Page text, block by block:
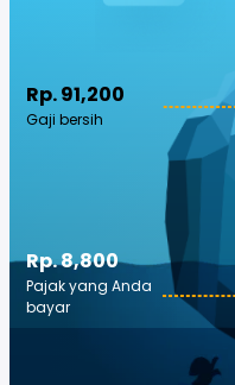
Rp. 91,200
Gaji bersih
Rp. 8,800
Pajak yang Anda
bayar